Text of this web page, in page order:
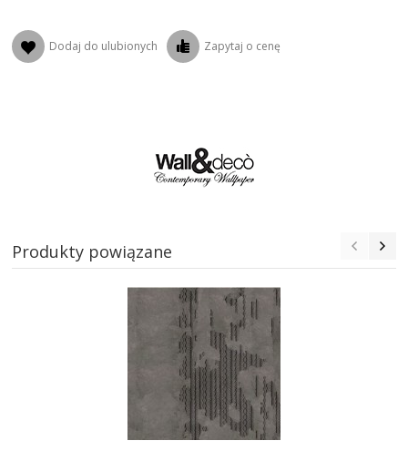
Dodaj do ulubionych Zapytaj o cenę
Produkty powiązane